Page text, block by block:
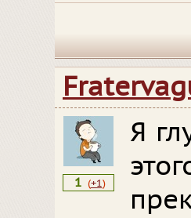
1 (+1)
Я